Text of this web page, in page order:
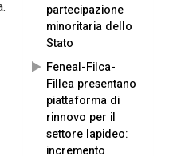
partecipazione
minoritaria dello
Stato
Feneal-Filca-
Fillea presentano
piattaforma di
rinnovo per il
settore lapideo:
incremento